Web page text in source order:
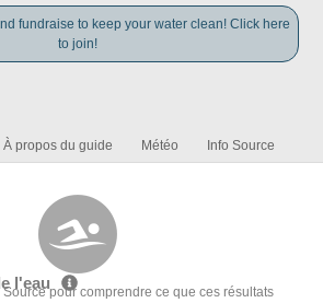
fundraise to keep your water clean! Click here
to join!
À propos du guide Météo Info Source
l'eaupour comprendre ce que ces résultats